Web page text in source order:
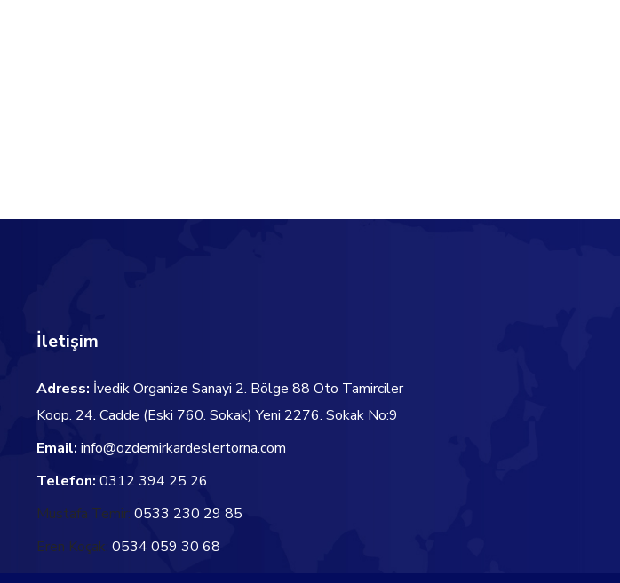
İletişim
Adress: İvedik Organize Sanayi 2. Bölge 88 Oto Tamirciler
Koop. 24. Cadde (Eski 760. Sokak) Yeni 2276. Sokak No:9
Email: info@ozdemirkardeslertorna.com
Telefon: 0312 394 25 26
Mustafa Temir: 0533 230 29 85
Eren Koçak: 0534 059 30 68